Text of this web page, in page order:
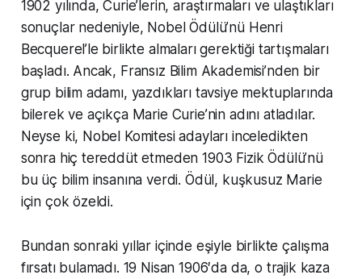
1902 yılında, Curie’lerin, araştırmaları ve ulaştıkları
sonuçlar nedeniyle, Nobel Ödülü’nü Henri
Becquerel’le birlikte almaları gerektiği tartışmaları
başladı. Ancak, Fransız Bilim Akademisi’nden bir
grup bilim adamı, yazdıkları tavsiye mektuplarında
bilerek ve açıkça Marie Curie’nin adını atladılar.
Neyse ki, Nobel Komitesi adayları inceledikten
sonra hiç tereddüt etmeden 1903 Fizik Ödülü’nü
bu üç bilim insanına verdi. Ödül, kuşkusuz Marie
için çok özeldi.
Bundan sonraki yıllar içinde eşiyle birlikte çalışma
fırsatı bulamadı. 19 Nisan 1906′da da, o trajik kaza